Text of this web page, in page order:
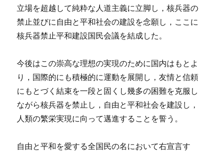
立場を超越して純粋な人道主義に立脚し，核兵器の
禁止並びに自由と平和社会の建設を念願し，ここに
核兵器禁止平和建設国民会議を結成した。
今後はこの崇高な理想の実現のために国内はもとよ
り，国際的にも積極的に運動を展開し，友情と信頼
にもとづく結束を一段と固くし幾多の困難を克服し
ながら核兵器を禁止し，自由と平和社会を建設し，
人類の繁栄実現に向って邁進することを誓う。
自由と平和を愛する全国民の名において右宣言す